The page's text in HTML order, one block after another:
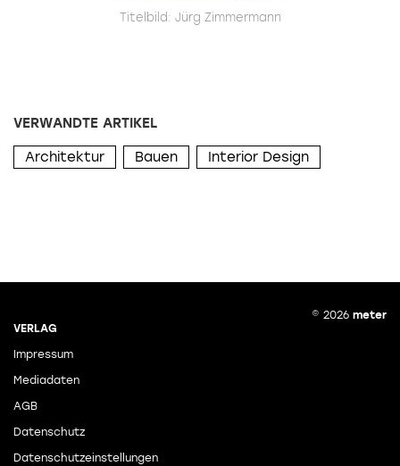
Titelbild: Jürg Zimmermann
VERWANDTE ARTIKEL
Architektur Bauen Interior Design
VERLAG
Impressum
Mediadaten
AGB
Datenschutz
Datenschutzeinstellungen
© 2026 meter